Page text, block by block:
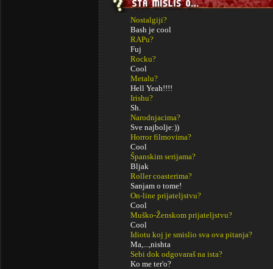
Nostalgiji?
Bash je cool
RAPu?
Fuj
Rocku?
Cool
Metalu?
Hell Yeah!!!!
Irishu?
Sh.
Narodnjacima?
Sve najbolje:))
Horror filmovima?
Cool
Španskim serijama?
Bljak
Roller coasterima?
Sanjam o tome!
On-line prijateljstvu?
Cool
Muško-Ženskom prijateljstvu?
Cool
Idiotu koj je smislio sva ova pitanja?
Ma,...,nishta
Sebi dok odgovaraš na ista?
Ko me ter'o?